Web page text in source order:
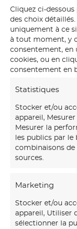
Cliquez ci-
des choix
uniquement à ce
à tout moment, y
consentement, en
cookies, ou en
consentement en
Statistiques
Stocker et/ou
appareil,
Mesurer la
les publics par
combinaisons
sources.
Marketing
Stocker et/ou
appareil, Utiliser
sélectionner la
murs avec des
uniques et